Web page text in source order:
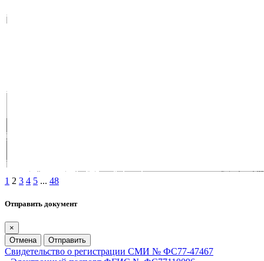
1 2 3 4 5 ... 48
Отправить документ
×
Отмена
Отправить
Свидетельство о регистрации СМИ № ФС77-47467